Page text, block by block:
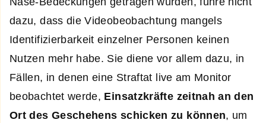
dazu, dass die Videobeobachtung mangels
Identifizierbarkeit einzelner Personen keinen
Nutzen mehr habe. Sie diene vor allem dazu, in
Fällen, in denen eine Straftat live am Monitor
beobachtet werde, Einsatzkräfte zeitnah an den
Ort des Geschehens schicken zu können, um